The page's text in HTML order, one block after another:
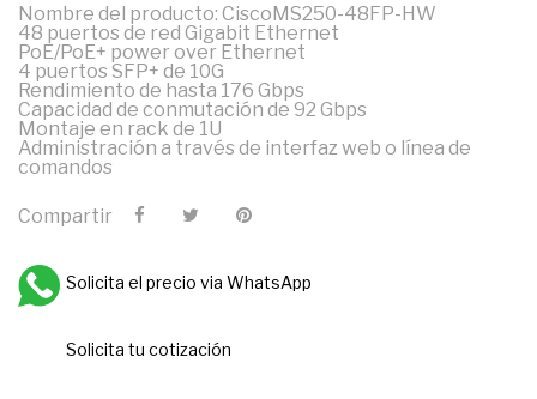
Nombre del producto: CiscoMS250-48FP-HW
48 puertos de red Gigabit Ethernet
PoE/PoE+ power over Ethernet
4 puertos SFP+ de 10G
Rendimiento de hasta 176 Gbps
Capacidad de conmutación de 92 Gbps
Montaje en rack de 1U
Administración a través de interfaz web o línea de
comandos
Compartir
Solicita el precio via WhatsApp
Solicita tu cotización